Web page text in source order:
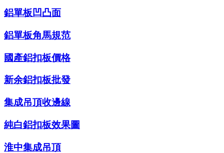
鋁單板凹凸面
鋁單板角馬規范
國產鋁扣板價格
新余鋁扣板批發
集成吊頂收邊線
純白鋁扣板效果圖
淮中集成吊頂